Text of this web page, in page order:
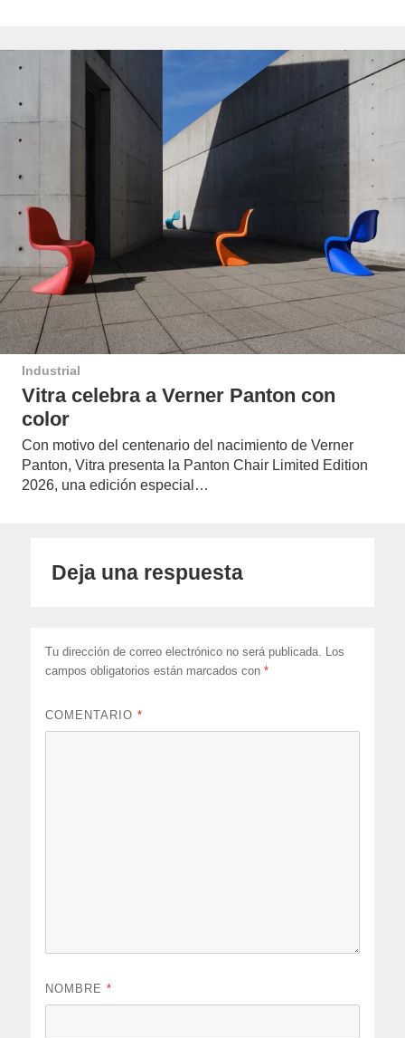
Industrial
Vitra celebra a Verner Panton con
color
Con motivo del centenario del nacimiento de Verner
Panton, Vitra presenta la Panton Chair Limited Edition
2026, una edición especial…
Deja una respuesta
Tu dirección de correo electrónico no será publicada. Los
campos obligatorios están marcados con*
COMENTARIO*
NOMBRE*